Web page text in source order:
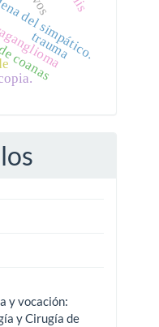
del simpático.
coanas
trauma
y vocación:
y Cirugía de